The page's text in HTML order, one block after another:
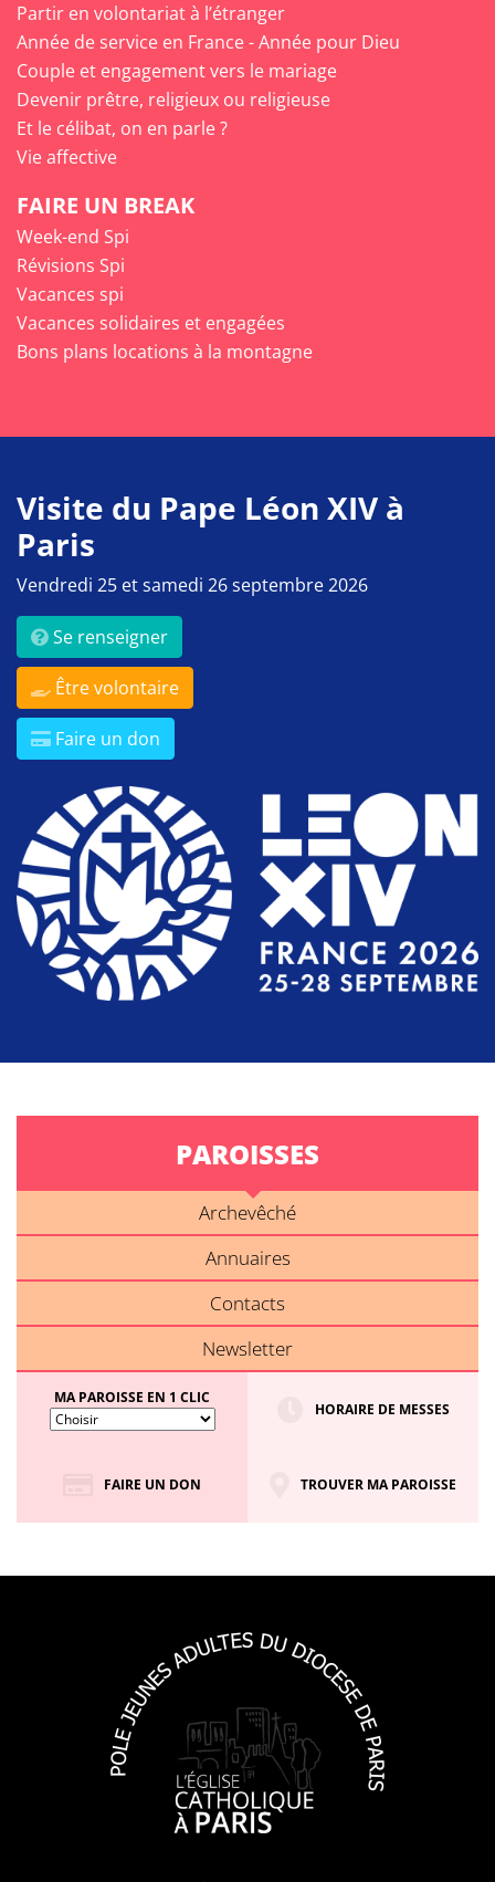
Partir en volontariat à l’étranger
Année de service en France - Année pour Dieu
Couple et engagement vers le mariage
Devenir prêtre, religieux ou religieuse
Et le célibat, on en parle ?
Vie affective
FAIRE UN BREAK
Week-end Spi
Révisions Spi
Vacances spi
Vacances solidaires et engagées
Bons plans locations à la montagne
Visite du Pape Léon XIV à
Paris
Vendredi 25 et samedi 26 septembre 2026
Se renseigner
Être volontaire
Faire un don
PAROISSES
Archevêché
Annuaires
Contacts
Newsletter
MA PAROISSE EN 1 CLIC
HORAIRE DE MESSES
FAIRE UN DON TROUVER MA PAROISSE